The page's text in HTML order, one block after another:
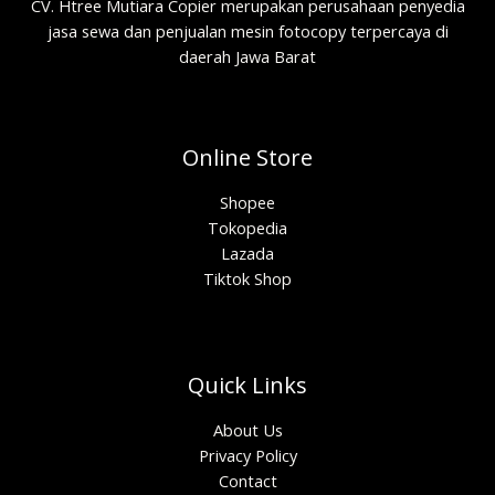
CV. Htree Mutiara Copier merupakan perusahaan penyedia
jasa sewa dan penjualan mesin fotocopy terpercaya di
daerah Jawa Barat
Online Store
Shopee
Tokopedia
Lazada
Tiktok Shop
Quick Links
About Us
Privacy Policy
Contact